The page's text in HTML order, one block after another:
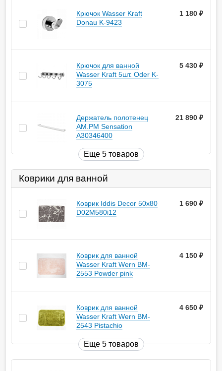
Крючок Wasser Kraft
Donau K-9423
1 180
Крючок для ванной
Wasser Kraft 5шт. Oder K-
3075
5 430
Держатель полотенец
AM.PM Sensation
A30346400
21 890
Еще 5 товаров
Коврики для ванной
Коврик Iddis Decor 50х80
D02M580i12
1 690
Коврик для ванной
Wasser Kraft Wern BM-
2553 Powder pink
4 150
Коврик для ванной
Wasser Kraft Wern BM-
2543 Pistachio
4 650
Еще 5 товаров